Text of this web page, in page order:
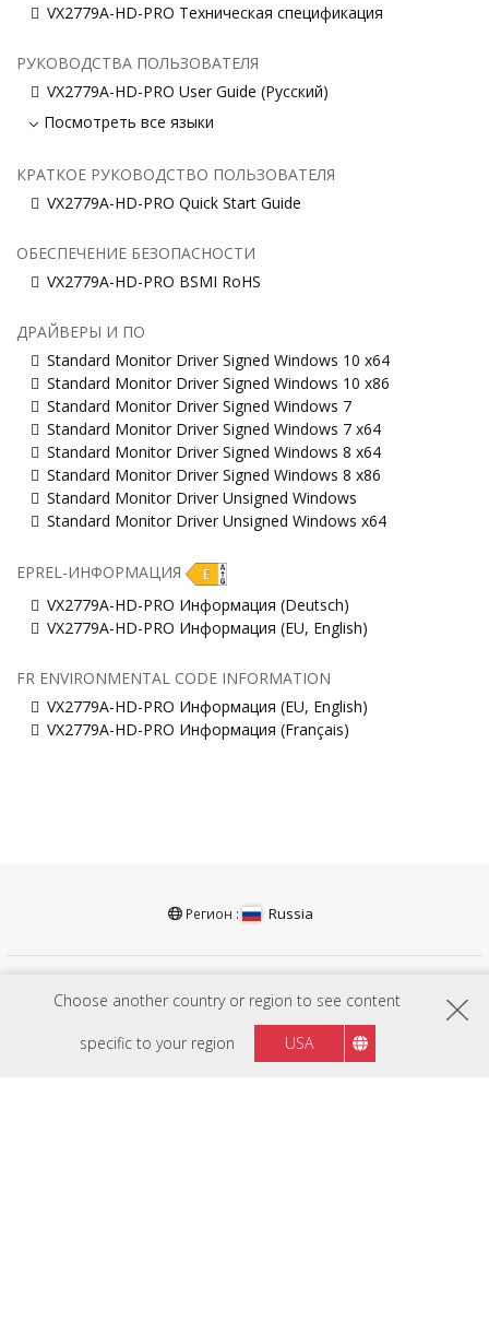
Choose another country or region to see content
specific to your region USA
VX2779A-HD-PRO Техническая спецификация
РУКОВОДСТВА ПОЛЬЗОВАТЕЛЯ
VX2779A-HD-PRO User Guide (Русский)
Посмотреть все языки
КРАТКОЕ РУКОВОДСТВО ПОЛЬЗОВАТЕЛЯ
VX2779A-HD-PRO Quick Start Guide
ОБЕСПЕЧЕНИЕ БЕЗОПАСНОСТИ
VX2779A-HD-PRO BSMI RoHS
ДРАЙВЕРЫ И ПО
Standard Monitor Driver Signed Windows 10 x64
Standard Monitor Driver Signed Windows 10 x86
Standard Monitor Driver Signed Windows 7
Standard Monitor Driver Signed Windows 7 x64
Standard Monitor Driver Signed Windows 8 x64
Standard Monitor Driver Signed Windows 8 x86
Standard Monitor Driver Unsigned Windows
Standard Monitor Driver Unsigned Windows x64
EPREL-ИНФОРМАЦИЯ
VX2779A-HD-PRO Информация (Deutsch)
VX2779A-HD-PRO Информация (EU, English)
FR ENVIRONMENTAL CODE INFORMATION
VX2779A-HD-PRO Информация (EU, English)
VX2779A-HD-PRO Информация (Français)
Регион : Russia
ПРОГРАММНОЕ ОБЕСПЕЧЕНИЕ